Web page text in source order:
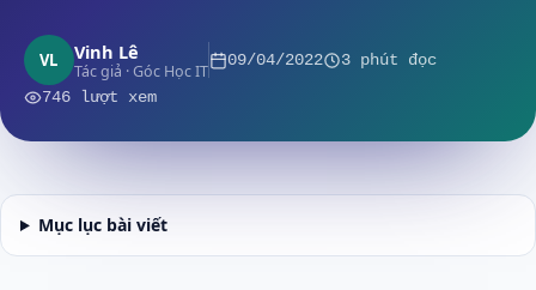
VL Vinh Lê
Tác giả · Góc Học IT
09/04/2022 3 phút đọc
746 lượt xem
Mục lục bài viết